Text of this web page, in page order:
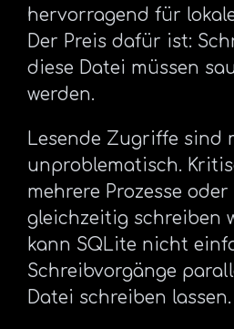
hervorragend für
Der Preis dafür ist:
diese Datei müssen
werden.
Lesende Zugriffe sind
unproblematisch.
mehrere Prozesse
gleichzeitig schreiben
kann SQLite nicht
Schreibvorgänge
Datei schreiben lassen.